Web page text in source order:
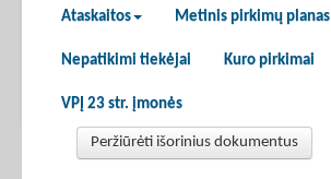
Ataskaitos Metinis pirkimų planas
Nepatikimi tiekėjai Kuro pirkimai
VPĮ 23 str. įmonės
Peržiūrėti išorinius dokumentus